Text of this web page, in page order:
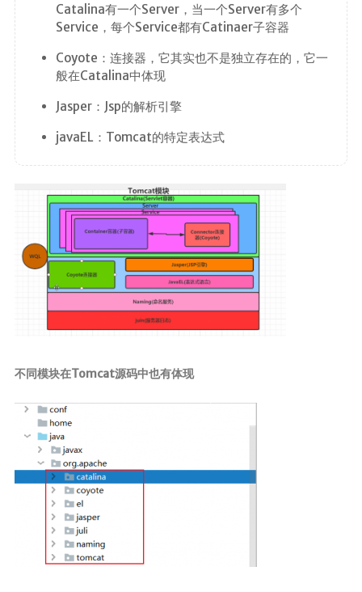
Catalina有一个Server，当一个Server有多个
Service，每个Service都有Catinaer子容器
Coyote：连接器，它其实也不是独立存在的，它一
般在Catalina中体现
Jasper：Jsp的解析引擎
javaEL：Tomcat的特定表达式
不同模块在Tomcat源码中也有体现